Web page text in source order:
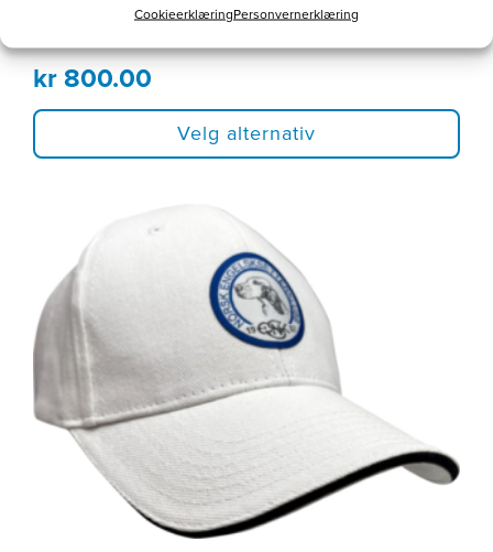
CookieerklæringPersonvernerklæring
Softshellvest Dame
kr800.00
Velg alternativ